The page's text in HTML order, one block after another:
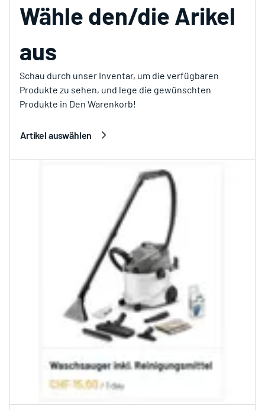
Wähle den/die Arikel
aus
Schau durch unser Inventar, um die verfügbaren
Produkte zu sehen, und lege die gewünschten
Produkte in Den Warenkorb!
Artikel auswählen